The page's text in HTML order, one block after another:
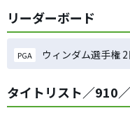
リーダーボード
PGA ウィンダム選手権
タイトリスト／910